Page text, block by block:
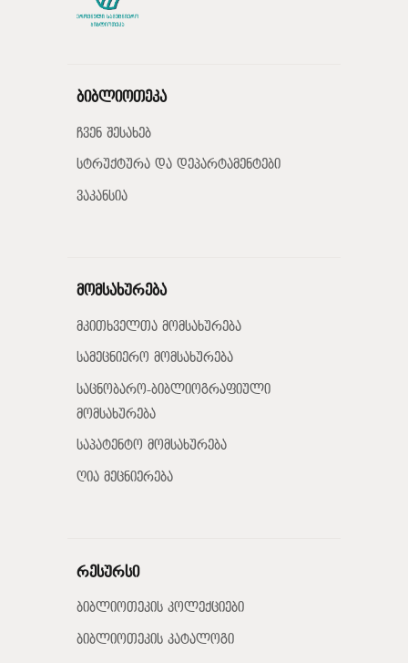
ბიბლიოთეკა
ჩვენ შესახებ
სტრუქტურა და დეპარტამენტები
ვაკანსია
მომსახურება
მკითხველთა მომსახურება
სამეცნიერო მომსახურება
საცნობარო-ბიბლიოგრაფიული
მომსახურება
საპატენტო მომსახურება
ღია მეცნიერება
რესურსი
ბიბლიოთეკის კოლექციები
ბიბლიოთეკის კატალოგი